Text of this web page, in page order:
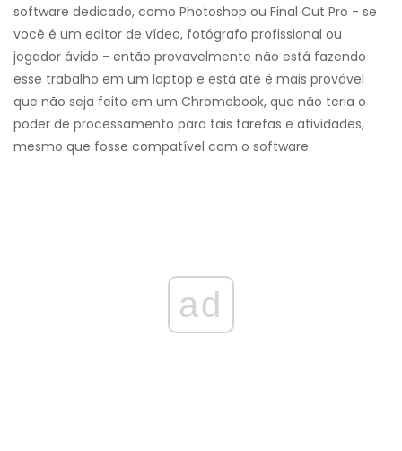
software dedicado, como Photoshop ou Final Cut Pro - se
você é um editor de vídeo, fotógrafo profissional ou
jogador ávido - então provavelmente não está fazendo
esse trabalho em um laptop e está até é mais provável
que não seja feito em um Chromebook, que não teria o
poder de processamento para tais tarefas e atividades,
mesmo que fosse compatível com o software.
ad